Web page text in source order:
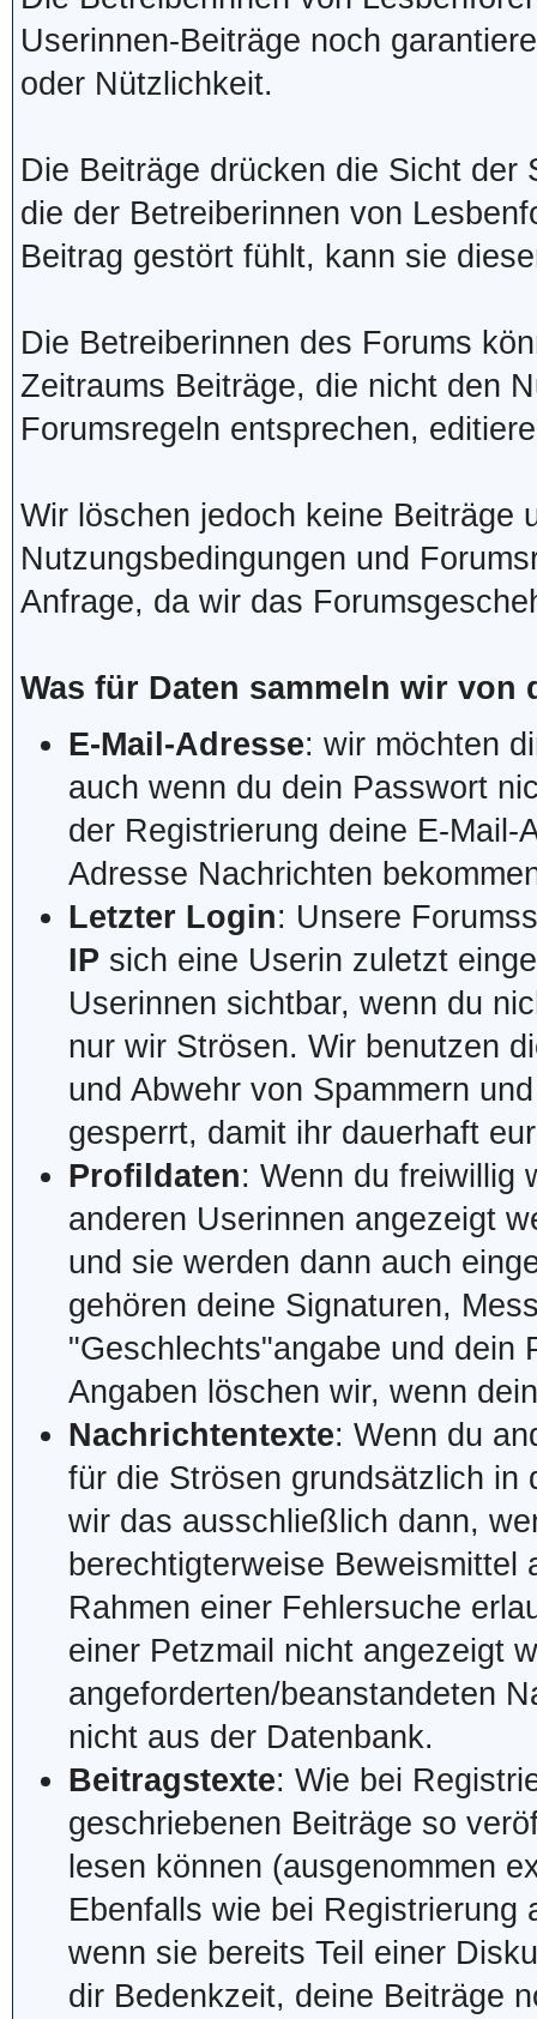
Userinnen-Beiträge noch
oder Nützlichkeit.
Die Beiträge drücken die Sicht
die der Betreiberinnen von
Beitrag gestört fühlt, kann sie
Die Betreiberinnen des Forums
Zeitraums Beiträge, die nicht den
Forumsregeln entsprechen,
Wir löschen jedoch keine Beiträge
Nutzungsbedingungen und
Anfrage, da wir das
Was für Daten sammeln wir von
E-Mail-Adresse: wir möchten
auch wenn du dein Passwort
der Registrierung deine E-
Adresse Nachrichten
Letzter Login: Unsere
IP sich eine Userin zuletzt
Userinnen sichtbar, wenn du
nur wir Strösen. Wir benutzen
und Abwehr von Spammern
gesperrt, damit ihr dauerhaft
Profildaten: Wenn du freiwillig
anderen Userinnen angezeigt
und sie werden dann auch
gehören deine Signaturen,
"Geschlechts"angabe und dein
Angaben löschen wir, wenn
Nachrichtentexte: Wenn du
für die Strösen grundsätzlich in
wir das ausschließlich dann,
berechtigterweise
Rahmen einer Fehlersuche
einer Petzmail nicht angezeigt
angeforderten/beanstandeten
nicht aus der Datenbank.
Beitragstexte: Wie bei
geschriebenen Beiträge so
lesen können (ausgenommen
Ebenfalls wie bei Registrierung
wenn sie bereits Teil einer
dir Bedenkzeit, deine Beiträge